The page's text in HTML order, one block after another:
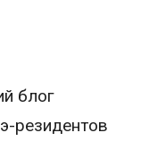
блог
резидентов